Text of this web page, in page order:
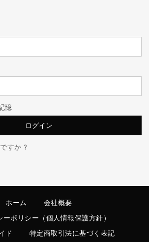
憶
すか ?
ホーム 会社概要
ーポリシー（個人情報保護方針）
ド 特定商取引法に基づく表記